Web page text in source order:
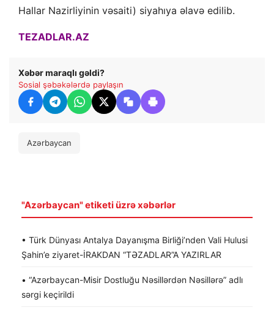
Hallar Nazirliyinin vəsaiti) siyahıya əlavə edilib.
TEZADLAR.AZ
Xəbər maraqlı gəldi?
Sosial şəbəkələrdə paylaşın
Azərbaycan
"Azərbaycan" etiketi üzrə xəbərlər
• Türk Dünyası Antalya Dayanışma Birliği’nden Vali Hulusi
Şahin’e ziyaret-İRAKDAN “TƏZADLAR”A YAZIRLAR
• “Azərbaycan-Misir Dostluğu Nəsillərdən Nəsillərə” adlı
sərgi keçirildi